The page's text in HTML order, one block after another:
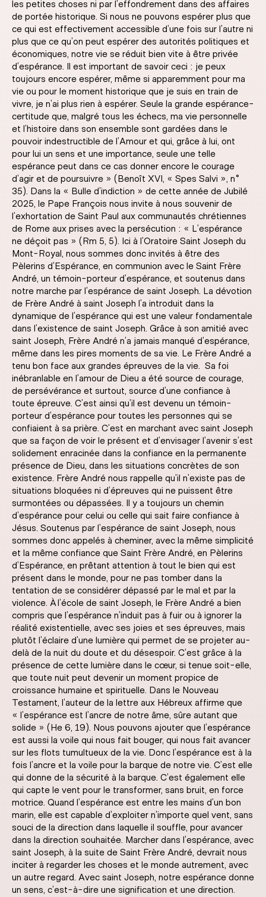
les petites choses ni par l’effondrement dans des affaires
de portée historique. Si nous ne pouvons espérer plus que
ce qui est effectivement accessible d’une fois sur l’autre ni
plus que ce qu’on peut espérer des autorités politiques et
économiques, notre vie se réduit bien vite à être privée
d’espérance. Il est important de savoir ceci : je peux
toujours encore espérer, même si apparemment pour ma
vie ou pour le moment historique que je suis en train de
vivre, je n’ai plus rien à espérer. Seule la grande espérance-
certitude que, malgré tous les échecs, ma vie personnelle
et l’histoire dans son ensemble sont gardées dans le
pouvoir indestructible de l’Amour et qui, grâce à lui, ont
pour lui un sens et une importance, seule une telle
espérance peut dans ce cas donner encore le courage
d’agir et de poursuivre » (Benoît XVI, « Spes Salvi », n°
35). Dans la « Bulle d’indiction » de cette année de Jubilé
2025, le Pape François nous invite à nous souvenir de
l’exhortation de Saint Paul aux communautés chrétiennes
de Rome aux prises avec la persécution : « L’espérance
ne déçoit pas » (Rm 5, 5). Ici à l’Oratoire Saint Joseph du
Mont-Royal, nous sommes donc invités à être des
Pèlerins d’Espérance, en communion avec le Saint Frère
André, un témoin-porteur d’espérance, et soutenus dans
notre marche par l’espérance de saint Joseph. La dévotion
de Frère André à saint Joseph l’a introduit dans la
dynamique de l’espérance qui est une valeur fondamentale
dans l’existence de saint Joseph. Grâce à son amitié avec
saint Joseph, Frère André n’a jamais manqué d’espérance,
même dans les pires moments de sa vie. Le Frère André a
tenu bon face aux grandes épreuves de la vie. Sa foi
inébranlable en l’amour de Dieu a été source de courage,
de persévérance et surtout, source d’une confiance à
toute épreuve. C’est ainsi qu’il est devenu un témoin-
porteur d’espérance pour toutes les personnes qui se
confiaient à sa prière. C’est en marchant avec saint Joseph
que sa façon de voir le présent et d’envisager l’avenir s’est
solidement enracinée dans la confiance en la permanente
présence de Dieu, dans les situations concrètes de son
existence. Frère André nous rappelle qu’il n’existe pas de
situations bloquées ni d’épreuves qui ne puissent être
surmontées ou dépassées. Il y a toujours un chemin
d’espérance pour celui ou celle qui sait faire confiance à
Jésus. Soutenus par l’espérance de saint Joseph, nous
sommes donc appelés à cheminer, avec la même simplicité
et la même confiance que Saint Frère André, en Pèlerins
d’Espérance, en prêtant attention à tout le bien qui est
présent dans le monde, pour ne pas tomber dans la
tentation de se considérer dépassé par le mal et par la
violence. À l’école de saint Joseph, le Frère André a bien
compris que l’espérance n’induit pas à fuir ou à ignorer la
réalité existentielle, avec ses joies et ses épreuves, mais
plutôt l’éclaire d’une lumière qui permet de se projeter au-
delà de la nuit du doute et du désespoir. C’est grâce à la
présence de cette lumière dans le cœur, si tenue soit-elle,
que toute nuit peut devenir un moment propice de
croissance humaine et spirituelle. Dans le Nouveau
Testament, l’auteur de la lettre aux Hébreux affirme que
« l’espérance est l’ancre de notre âme, sûre autant que
solide » (He 6, 19). Nous pouvons ajouter que l’espérance
est aussi la voile qui nous fait bouger, qui nous fait avancer
sur les flots tumultueux de la vie. Donc l’espérance est à la
fois l’ancre et la voile pour la barque de notre vie. C’est elle
qui donne de la sécurité à la barque. C’est également elle
qui capte le vent pour le transformer, sans bruit, en force
motrice. Quand l’espérance est entre les mains d’un bon
marin, elle est capable d’exploiter n’importe quel vent, sans
souci de la direction dans laquelle il souffle, pour avancer
dans la direction souhaitée. Marcher dans l’espérance, avec
saint Joseph, à la suite de Saint Frère André, devrait nous
inciter à regarder les choses et le monde autrement, avec
un autre regard. Avec saint Joseph, notre espérance donne
un sens, c’est-à-dire une signification et une direction.